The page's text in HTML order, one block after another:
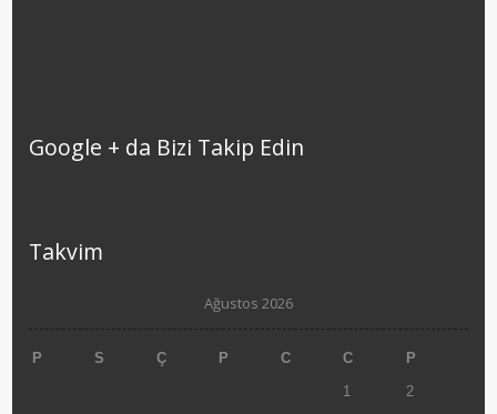
Google + da Bizi Takip Edin
Takvim
Ağustos 2026
P S Ç P C C
P
1
2